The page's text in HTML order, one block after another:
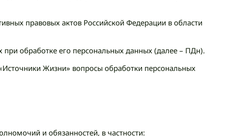
правовых актов Российской Федерации в области
обработке его персональных данных (далее – ПДн).
Жизни» вопросы обработки персональных
и обязанностей, в частности: